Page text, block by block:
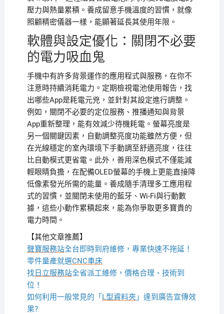
壓力與熱量累積。養成留意手機溫度的習慣，就像
照顧精密儀器一樣，能顯著延長其使用年限。
軟體與設定優化：關閉不必要
的電力吸血鬼
手機中有許多背景運作的應用程式與服務，在你不
注意時持續消耗電力。定期檢視電池使用報告，找
出哪些App是耗電元兇，並針對其設定進行調整。
例如，關閉不必要的定位服務、推播通知與背景
App重新整理，能有效減少待機耗電。螢幕亮度是
另一個關鍵因素，自動調整亮度功能雖然方便，但
在光線穩定的室內環境下手動調至舒適亮度，往往
比自動模式更省電。此外，善用深色模式不僅能減
輕眼睛負擔，在配備OLED螢幕的手機上更能直接降
低像素發光所需的能量。養成隨手清理多工應用程
式的習慣，並關閉未使用的藍牙、Wi-Fi與行動數
據，這些小動作累積起來，能為你爭取更多寶貴的
電力時間。
【其他文章推薦】
聲寶服務站全台即時到府維修，專業快速不拖延！
零件量產就選CNC車床
找日立服務站全省派工維修，價格合理、技術到
位！
如何利用一般常見的「 L型資料夾」達到廣告宣傳效
果?